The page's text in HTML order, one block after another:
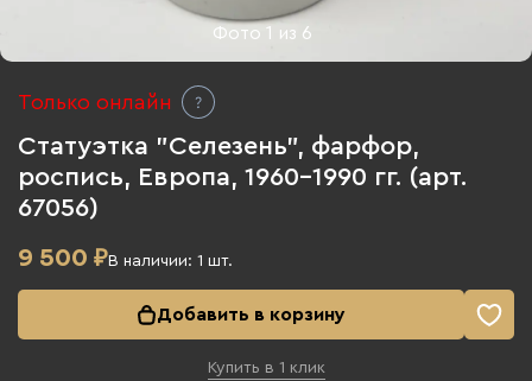
Фото1 из 6
Только онлайн
Статуэтка "Селезень", фарфор,
роспись, Европа, 1960-1990 гг. (арт.
67056)
9 500 ₽В наличии: 1 шт.
Добавить в корзину
Купить в 1 клик